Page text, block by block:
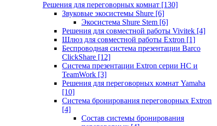
Решения для переговорных комнат [130]
Звуковые экосистемы Shure [6]
Экосистема Shure Stem [6]
Решения для совместной работы Vivitek [4]
Шлюз для совместной работы Extron [1]
Беспроводная система презентации Barco
ClickShare [12]
Система презентации Extron серии HC и
TeamWork [3]
Решения для переговорных комнат Yamaha
[10]
Система бронирования переговорных Extron
[4]
Состав системы бронирования